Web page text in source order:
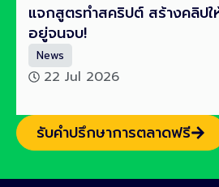
แจกสูตรทำสคริปต์ สร้างคลิป
อยู่จนจบ!
News
22 Jul 2026
รับคำปรึกษาการตลาดฟรี